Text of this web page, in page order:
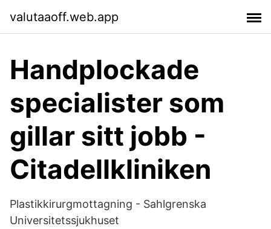
valutaaoff.web.app
Handplockade
specialister som
gillar sitt jobb -
Citadellkliniken
Plastikkirurgmottagning - Sahlgrenska
Universitetssjukhuset